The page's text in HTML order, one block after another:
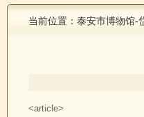
当前位置： 泰安市博物馆-
<article>